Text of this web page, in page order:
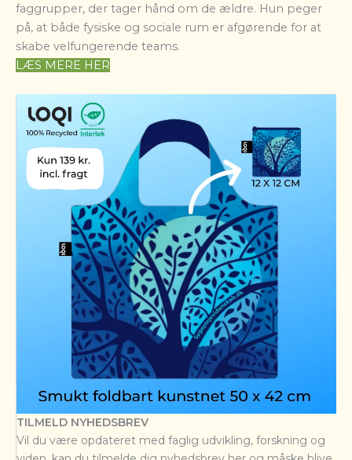
faggrupper, der tager hånd om de ældre. Hun peger
på, at både fysiske og sociale rum er afgørende for at
skabe velfungerende teams.
LÆS MERE HER
TILMELD NYHEDSBREV
Vil du være opdateret med faglig udvikling, forskning og